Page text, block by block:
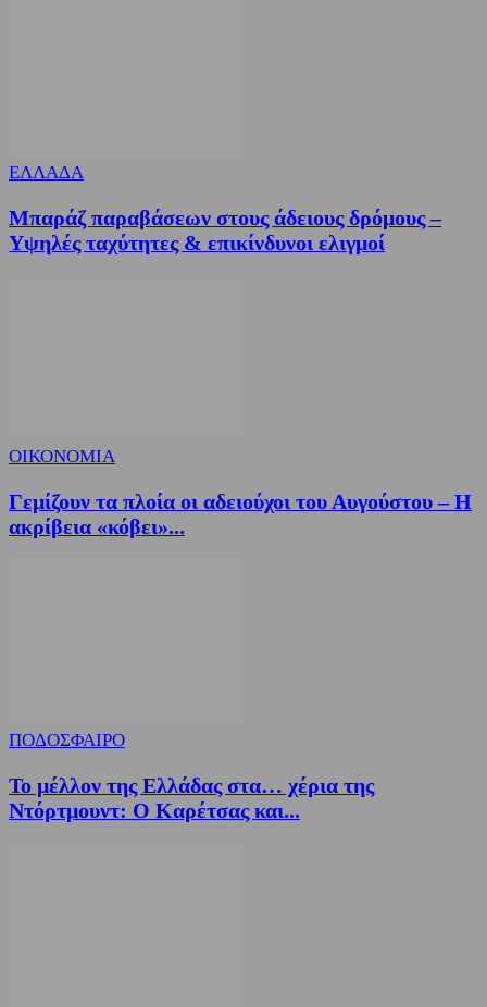
ΕΛΛΑΔΑ
Μπαράζ παραβάσεων στους άδειους δρόμους –
Υψηλές ταχύτητες & επικίνδυνοι ελιγμοί
ΟΙΚΟΝΟΜΙΑ
Γεμίζουν τα πλοία οι αδειούχοι του Αυγούστου – Η
ακρίβεια «κόβει»...
ΠΟΔΟΣΦΑΙΡΟ
Το μέλλον της Ελλάδας στα… χέρια της
Ντόρτμουντ: Ο Καρέτσας και...